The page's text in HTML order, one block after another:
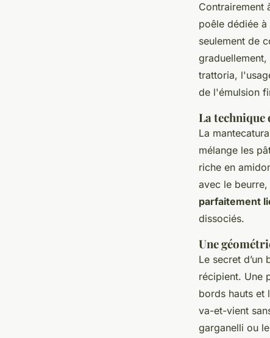
Contrairement
poêle dédiée
seulement de
trattoria,
de l'émulsion
La technique
La
mélange les
riche en
avec le
parfaitement
dissociés.
Une
Le secret
récipient. Une
bords hauts et
va-et-vient
garganelli ou